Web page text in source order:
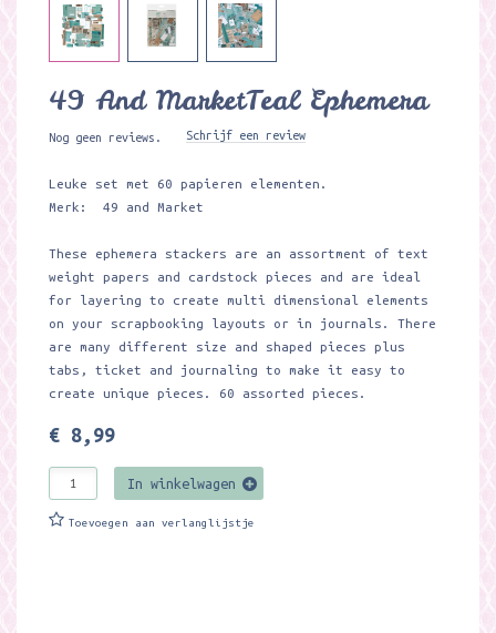
49 And MarketTeal Ephemera
Nog geen reviews. Schrijf een review
Leuke set met 60 papieren elementen.
Merk: 49 and Market
These ephemera stackers are an assortment of text
weight papers and cardstock pieces and are ideal
for layering to create multi dimensional elements
on your scrapbooking layouts or in journals. There
are many different size and shaped pieces plus
tabs, ticket and journaling to make it easy to
create unique pieces. 60 assorted pieces.
€ 8,99
In winkelwagen
Toevoegen aan verlanglijstje